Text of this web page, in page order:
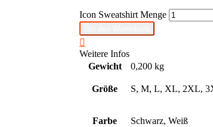
Icon Sweatshirt Menge

Weitere Infos
Gewicht
0,200 kg
Größe S, M, L, XL, 2XL,
Farbe Schwarz, Weiß